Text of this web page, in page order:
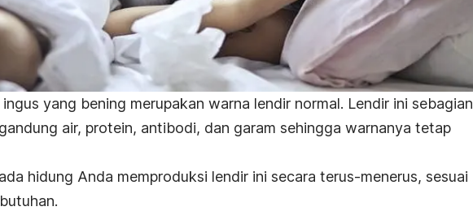
yang bening merupakan warna lendir normal. Lendir ini sebagian
air, protein, antibodi, dan garam sehingga warnanya tetap
hidung Anda memproduksi lendir ini secara terus-menerus, sesuai